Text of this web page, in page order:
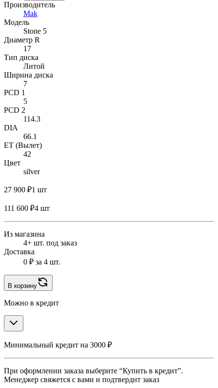
Производитель
Mak
Модель
Stone 5
Диаметр R
17
Тип диска
Литой
Ширина диска
7
PCD 1
5
PCD 2
114.3
DIA
66.1
ET (Вылет)
42
Цвет
silver
27 900 ₽1 шт
111 600 ₽4 шт
Из магазина
4+ шт. под заказ
Доставка
0 ₽ за 4 шт.
В корзину
Можно в кредит
Минимальный кредит на 3000 ₽
При оформлении заказа выберите “Купить в кредит”.
Менеджер свяжется с вами и подтвердит заказ